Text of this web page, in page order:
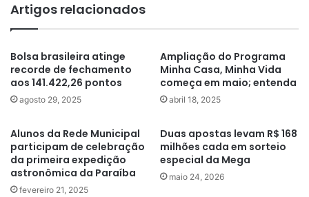
Artigos relacionados
Bolsa brasileira atinge
recorde de fechamento
aos 141.422,26 pontos
agosto 29, 2025
Ampliação do Programa
Minha Casa, Minha Vida
começa em maio; entenda
abril 18, 2025
Alunos da Rede Municipal
participam de celebração
da primeira expedição
astronômica da Paraíba
fevereiro 21, 2025
Duas apostas levam R$ 168
milhões cada em sorteio
especial da Mega
maio 24, 2026